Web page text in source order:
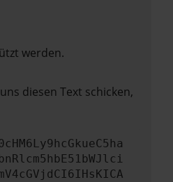
werden.
diesen Text schicken,